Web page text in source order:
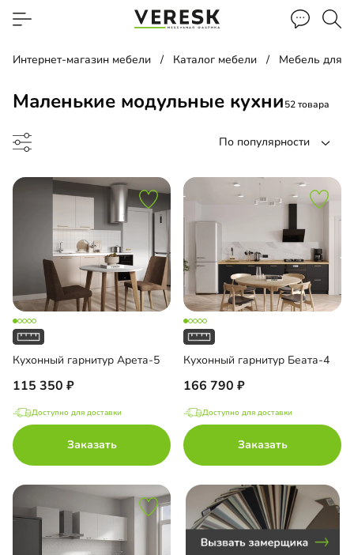
Интернет-магазин мебели Каталог мебели Мебель для
Маленькие модульные кухни52 товара
По популярности
до
до
глянцевой пленкой ПВХ
матовой пленкой ПВХ
Кухонный гарнитур Арета-5
115 350
Доступно для доставки
Заказать
Кухонный гарнитур Беата-4
166 790
Доступно для доставки
Заказать